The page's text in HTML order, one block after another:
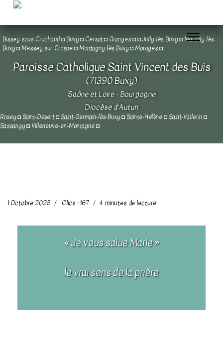
Bissey-sous-Cruchaud◘ Buxy◘ Cersot◘ Granges◘◘Jully-lès-Buxy◘ Marcilly-lès-
Buxy◘ Messey-sur-Grosne◘ Montagny-lès-Buxy◘ Moroges◘
Paroisse Catholique Saint Vincent des Buis
(71390 Buxy)
Saône et Loire - Bourgogne
Diocèse d'Autun
Rosey◘Saint-Désert◘Saint-Germain-lès-Buxy◘Sainte-Hélène◘Saint-Vallerin◘
Sassangy◘ Villeneuve-en-Montagne◘
1 Octobre 2025 Clics : 167 4 minutes de lecture
« Je vous salue Marie »
le vrai sens de la prière